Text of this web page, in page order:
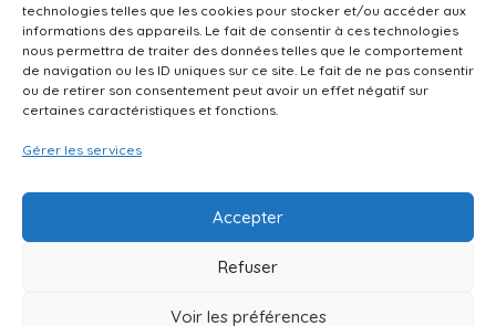
technologies telles que les cookies pour stocker et/ou accéder aux
informations des appareils. Le fait de consentir à ces technologies
nous permettra de traiter des données telles que le comportement
de navigation ou les ID uniques sur ce site. Le fait de ne pas consentir
ou de retirer son consentement peut avoir un effet négatif sur
certaines caractéristiques et fonctions.
Gérer les services
Accepter
Refuser
Voir les préférences
Contacts
13250 rue Sherbrooke Est, Montréal, QC H1A